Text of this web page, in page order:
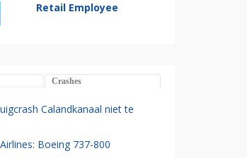
Retail Employee
Crashes
Calandkanaal niet te
Boeing 737-800